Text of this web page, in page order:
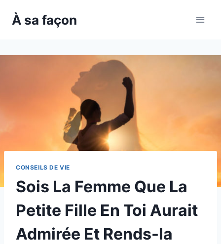
À sa façon
CONSEILS DE VIE
Sois La Femme Que La
Petite Fille En Toi Aurait
Admirée Et Rends-la